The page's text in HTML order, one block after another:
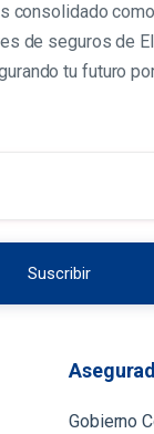
consolidado
de seguros de El
tu futuro
Gobierno